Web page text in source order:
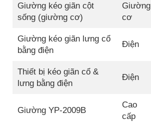
Giường kéo giãn cột
sống (giường cơ)
Giường
cơ
Giường kéo giãn lưng cổ
bằng điện
Điện
Thiết bị kéo giãn cổ &
lưng bằng điện
Điện
Giường YP-2009B
Cao
cấp